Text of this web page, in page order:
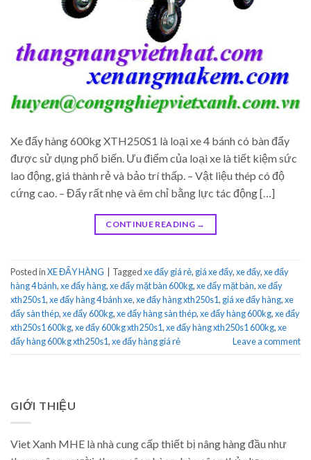
Xe đẩy hàng 600kg XTH250S1 là loại xe 4 bánh có bàn đẩy
được sử dụng phổ biến. Ưu điểm của loại xe là tiết kiệm sức
lao động, giá thành rẻ và bảo trí thấp. – Vật liệu thép có độ
cứng cao. – Đẩy rất nhẹ và êm chỉ bằng lực tác động […]
CONTINUE READING →
Posted inXE ĐẨY HÀNG Taggedxe đẩy giá rẻ, giá xe đẩy,xe đẩy,xe đẩy
hàng 4 bánh,xe đẩy hàng,xe đẩy mặt bàn 600kg,xe đẩy mặt bàn,xe đẩy
xth250s1,xe đẩy hàng 4 bánh xe,xe đẩy hàng xth250s1, giá xe đẩy hàng,xe
đẩy sàn thép,xe đẩy 600kg,xe đẩy hàng sàn thép,xe đẩy hàng 600kg,xe đẩy
xth250s1 600kg,xe đẩy 600kg xth250s1,xe đẩy hàng xth250s1 600kg,xe
đẩy hàng 600kg xth250s1,xe đẩy hàng giá rẻ Leave a comment
GIỚI THIỆU
Viet Xanh MHE là nhà cung cấp thiết bị nâng hàng đầu như